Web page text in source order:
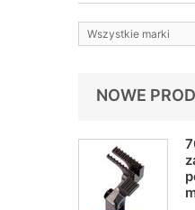
Wszystkie marki
NOWE